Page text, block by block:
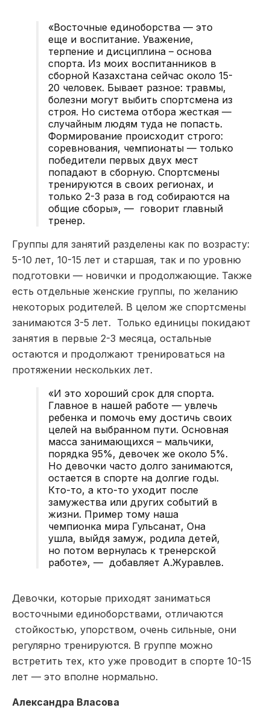
«Восточные единоборства — это
еще и воспитание. Уважение,
терпение и дисциплина – основа
спорта. Из моих воспитанников в
сборной Казахстана сейчас около 15-
20 человек. Бывает разное: травмы,
болезни могут выбить спортсмена из
строя. Но система отбора жесткая —
случайным людям туда не попасть.
Формирование происходит строго:
соревнования, чемпионаты — только
победители первых двух мест
попадают в сборную. Спортсмены
тренируются в своих регионах, и
только 2-3 раза в год собираются на
общие сборы», — говорит главный
тренер.
Группы для занятий разделены как по возрасту:
5-10 лет, 10-15 лет и старшая, так и по уровню
подготовки — новички и продолжающие. Также
есть отдельные женские группы, по желанию
некоторых родителей. В целом же спортсмены
занимаются 3-5 лет. Только единицы покидают
занятия в первые 2-3 месяца, остальные
остаются и продолжают тренироваться на
протяжении нескольких лет.
«И это хороший срок для спорта.
Главное в нашей работе — увлечь
ребенка и помочь ему достичь своих
целей на выбранном пути. Основная
масса занимающихся – мальчики,
порядка 95%, девочек же около 5%.
Но девочки часто долго занимаются,
остается в спорте на долгие годы.
Кто-то, а кто-то уходит после
замужества или других событий в
жизни. Пример тому наша
чемпионка мира Гульсанат, Она
ушла, выйдя замуж, родила детей,
но потом вернулась к тренерской
работе», — добавляет А.Журавлев.
Девочки, которые приходят заниматься
восточными единоборствами, отличаются
стойкостью, упорством, очень сильные, они
регулярно тренируются. В группе можно
встретить тех, кто уже проводит в спорте 10-15
лет — это вполне нормально.
Александра Власова